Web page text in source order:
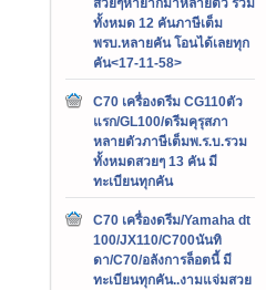
ทั้งหมด 12 คันภาษีเต็ม
พรบ.หลายคัน โอนได้เลยทุก
คัน<17-11-58>
C70 เครื่องดรีม CG110ตัว
แรก/GL100/ดรีมคุรุสภา
หลายตัวภาษีเต็มพ.ร.บ.รวม
ทั้งหมดสวยๆ 13 คัน มี
ทะเบียนทุกคัน
C70 เครื่องดรีม/Yamaha dt
100/JX110/C700นันทิ
ดา/C70/อลังการล็อตนี้ มี
ทะเบียนทุกคัน..งามแจ่มสวย